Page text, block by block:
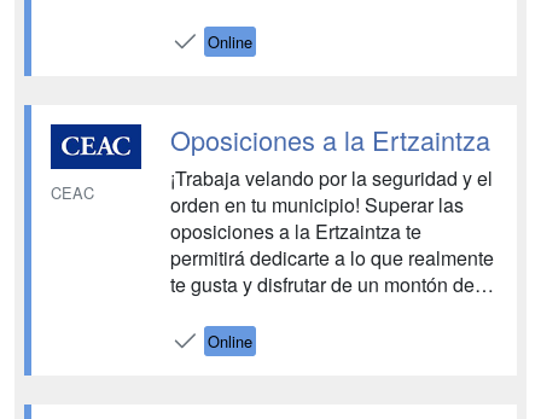
Tendrás a tu disposición todos los
medios necesarios para aprobar las
profesores...
Online
CEAC
Oposiciones a la Ertzaintza
¡Trabaja velando por la seguridad y el
orden en tu municipio! Superar las
oposiciones a la Ertzaintza te
permitirá dedicarte a lo que realmente
te gusta y disfrutar de un montón de
Avanza te ayudará a obtener los
mejores resultados en el proceso
Online